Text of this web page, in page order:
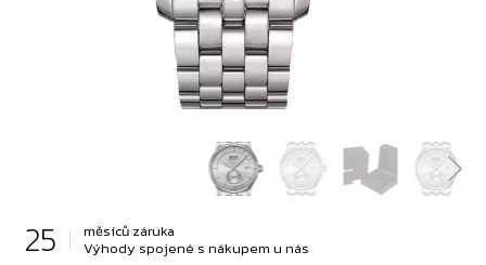
25
měsíců záruka
Výhody spojené s nákupem u nás